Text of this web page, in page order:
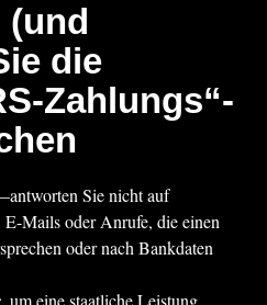
(und
die
Zahlungs“-
Sie nicht auf
Mails oder Anrufe, die einen
oder nach Bankdaten